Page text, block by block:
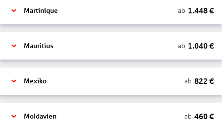
Martinique ab 1.448€
Mauritius ab 1.040€
Mexiko ab 822 €
Moldavien ab 460€